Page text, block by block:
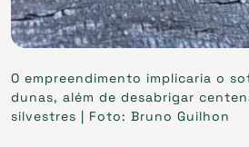
O empreendimento implicaria o
dunas, além de desabrigar
silvestres | Foto: Bruno Guilhon